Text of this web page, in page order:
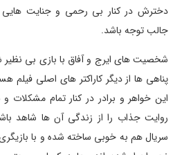
دخترش در کنار بی رحمی و جنایت
جالب توجه باشد.
شخصیت های ایرج و آفاق با بازی بی
پناهی ها از دیگر کاراکتر های اصلی
این خواهر و برادر در کنار تمام
روایت جذاب را از زندگی آن ها شاهد
سریال هم به خوبی ساخته شده و با